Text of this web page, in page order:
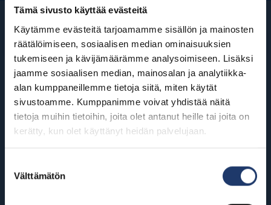
Tämä sivusto käyttää evästeitä
Käytämme evästeitä tarjoamamme sisällön ja mainosten
räätälöimiseen, sosiaalisen median ominaisuuksien
tukemiseen ja kävijämäärämme analysoimiseen. Lisäksi
jaamme sosiaalisen median, mainosalan ja analytiikka-
alan kumppaneillemme tietoja siitä, miten käytät
sivustoamme. Kumppanimme voivat yhdistää näitä
tietoja muihin tietoihin, joita olet antanut heille tai joita on
kerätty, kun olet käyttänyt heidän palvelujaan.
valinta
Välttämätön
BioRexillä on 12 elokuvateatteria
ympäri Suomea
BioRex Tripla